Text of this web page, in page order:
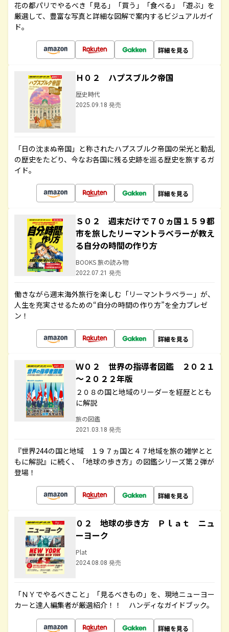
花の都パリでやるべき「見る」「買う」「食べる」「遊ぶ」を
厳選して、豊富な写真と詳細な図解で案内するビジュアルガイ
ド。
詳細を見る
Ｈ０２ ハプスブルク帝国
歴史時代
2025.09.18 発売
「日の沈まぬ帝国」と称されたハプスブルク帝国の栄光と動乱
の歴史をたどり、今なお各国に残る史跡を巡る歴史を旅するガ
イド。
詳細を見る
Ｓ０２ 週末だけで７０ヵ国１５９都
市を旅したリーマントラベラーが教え
る自分の時間の作り方
BOOKS 旅の読み物
2022.07.21 発売
働きながら週末海外旅行を楽しむ「リーマントラベラー」が、
人生を充実させるための“自分の時間の作り方”を全力プレゼ
ン！
詳細を見る
Ｗ０２ 世界の指導者図鑑 ２０２１
～２０２２年版
２０８の国と地域のリーダーを経歴ととも
に解説
旅の図鑑
2021.03.18 発売
『世界244の国と地域 １９７ヵ国と４７地域を旅の雑学とと
もに解説』に続く、「地球の歩き方」の図鑑シリーズ第２弾が
登場！
詳細を見る
０２ 地球の歩き方 Ｐｌａｔ ニュ
ーヨーク
Plat
2024.08.08 発売
「ＮＹでやるべきこと」「見るべきもの」を、現地ニューヨー
カーと達人編集者が厳選紹介！！ ハンディなガイドブック。
詳細を見る